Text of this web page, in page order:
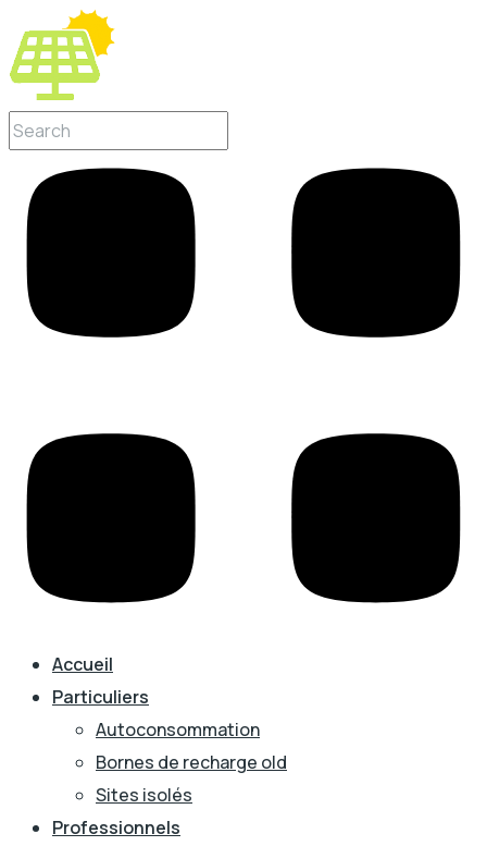
Accueil
Particuliers
Autoconsommation
Bornes de recharge old
Sites isolés
Professionnels